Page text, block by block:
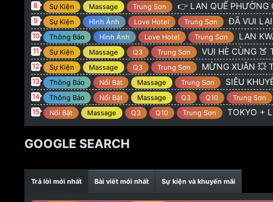
@ orionvt15:alo 8/2/26
@ Trọng Hiếu:Tokio q3 có khuyên mãi giảm gia ve ko ad
8 Sự Kiện Massage Trung Sơn 👉 LAN QUẾ PHƯỜNG
9 Sự Kiện Hình Ảnh Love Hotel Trung Sơn ĐÃ VUI LẠI CÓ
10 Thông Báo Hình Ảnh Love Hotel Trung Sơn LAN KWAI
11 Sự Kiện Massage Q3 Trung Sơn VUI HÈ CÙNG 🍑
12 Sự Kiện Massage Q3 Trung Sơn MỪNG XUÂN 💥 TOKYO
13 Thông Báo Nổi Bật Massage Trung Sơn SIÊU
14 Thông Báo Nổi Bật Massage Q3 Q10
Trung Sơn
15
Nổi Bật Massage Q3 Q10 Trung Sơn TOKYO +
GOOGLE SEARCH
Trả lời mới nhất Bài viết mới nhất Sự kiện và khuyến mãi